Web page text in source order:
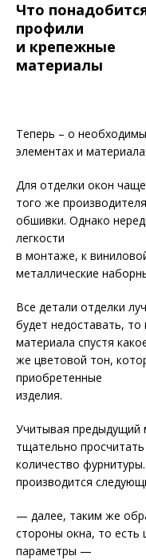
Что
профили
и крепежные
материалы
Теперь – о
элементах и
Для отделки окон
того же
обшивки. Однако
легкости
в монтаже, к
металлические
Все детали отделки
будет недоставать, то
материала спустя
же цветовой тон,
приобретенные
изделия.
Учитывая предыдущий
тщательно просчитать
количество
производится
— далее, таким же
стороны окна, то
параметры —